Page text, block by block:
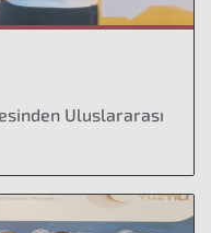
Uluslararası